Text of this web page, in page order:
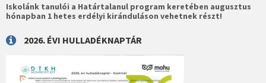
Iskolánk tanulói a Határtalanul program keretében augusztus
hónapban 1 hetes erdélyi kiránduláson vehetnek részt!
2026. ÉVI HULLADÉKNAPTÁR